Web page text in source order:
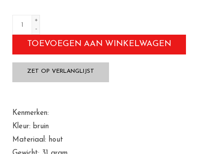
+
-
TOEVOEGEN AAN WINKELWAGEN
ZET OP VERLANGLIJST
Kenmerken:
Kleur: bruin
Materiaal: hout